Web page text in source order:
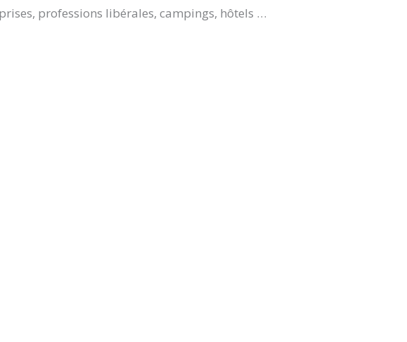
professions libérales, campings, hôtels …